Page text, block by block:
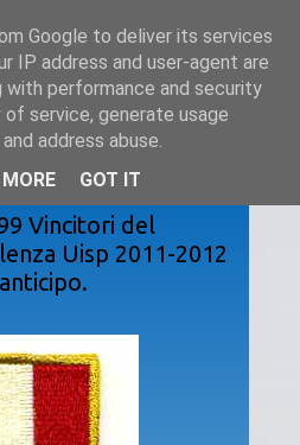
Vincitori del
Uisp 2011-2012
Google to deliver its services
IP address and user-agent are
with performance and security
service, generate usage
address abuse.
GOT IT